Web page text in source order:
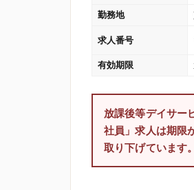
勤務地
求人番号
有効期限
放課後等デイサー
社員」求人は期限
取り下げています。